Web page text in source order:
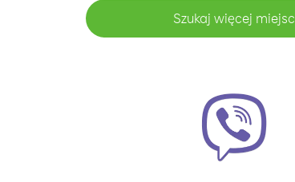
Szukaj więcej miejsc